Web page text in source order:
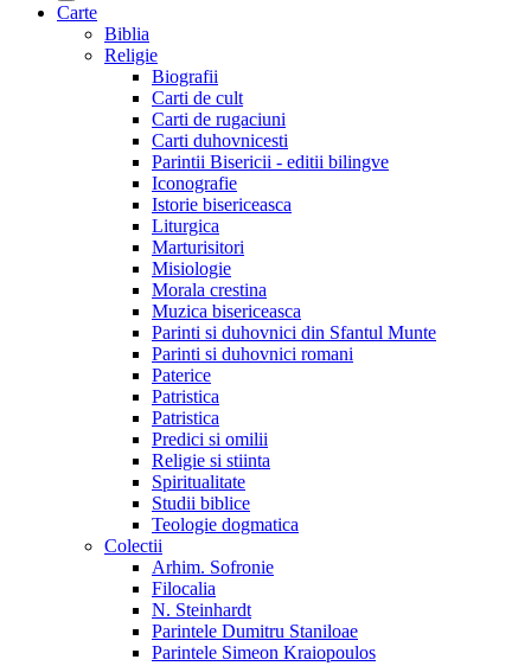
Carte
Biblia
Religie
Biografii
Carti de cult
Carti de rugaciuni
Carti duhovnicesti
Parintii Bisericii - editii bilingve
Iconografie
Istorie bisericeasca
Liturgica
Marturisitori
Misiologie
Morala crestina
Muzica bisericeasca
Parinti si duhovnici din Sfantul Munte
Parinti si duhovnici romani
Paterice
Patristica
Patristica
Predici si omilii
Religie si stiinta
Spiritualitate
Studii biblice
Teologie dogmatica
Colectii
Arhim. Sofronie
Filocalia
N. Steinhardt
Parintele Dumitru Staniloae
Parintele Simeon Kraiopoulos